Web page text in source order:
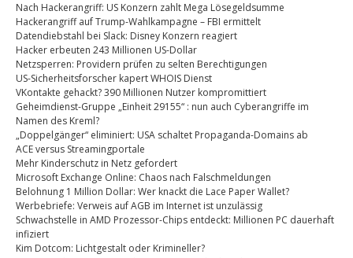
Nach Hackerangriff: US Konzern zahlt Mega Lösegeldsumme
Hackerangriff auf Trump-Wahlkampagne – FBI ermittelt
Datendiebstahl bei Slack: Disney Konzern reagiert
Hacker erbeuten 243 Millionen US-Dollar
Netzsperren: Providern prüfen zu selten Berechtigungen
US-Sicherheitsforscher kapert WHOIS Dienst
VKontakte gehackt? 390 Millionen Nutzer kompromittiert
Geheimdienst-Gruppe „Einheit 29155“ : nun auch Cyberangriffe im
Namen des Kreml?
„Doppelgänger“ eliminiert: USA schaltet Propaganda-Domains ab
ACE versus Streamingportale
Mehr Kinderschutz in Netz gefordert
Microsoft Exchange Online: Chaos nach Falschmeldungen
Belohnung 1 Million Dollar: Wer knackt die Lace Paper Wallet?
Werbebriefe: Verweis auf AGB im Internet ist unzulässig
Schwachstelle in AMD Prozessor-Chips entdeckt: Millionen PC dauerhaft
infiziert
Kim Dotcom: Lichtgestalt oder Krimineller?